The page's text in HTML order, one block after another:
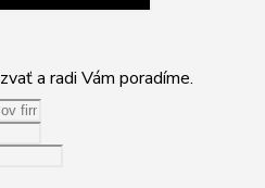
a radi Vám poradíme.